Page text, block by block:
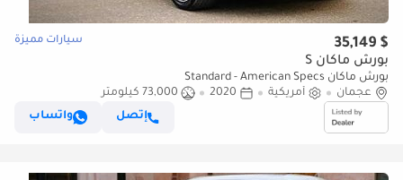
$ 35,149 سيارات مميزة
بورش ماكان S
بورش ماكان Standard - American Specs
عجمان
أمريكية 2020
73,000 كيلومتر
إتصل
واتساب